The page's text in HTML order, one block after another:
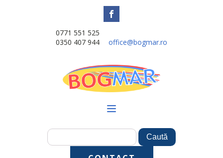
0771 551 525
0350 407 944
office@bogmar.ro